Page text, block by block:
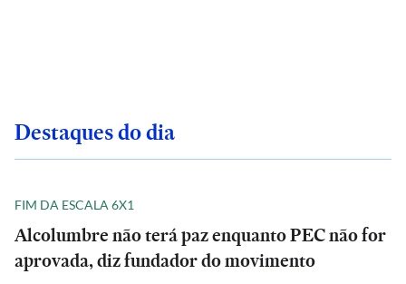
Destaques do dia
FIM DA ESCALA 6X1
Alcolumbre não terá paz enquanto PEC não for
aprovada, diz fundador do movimento